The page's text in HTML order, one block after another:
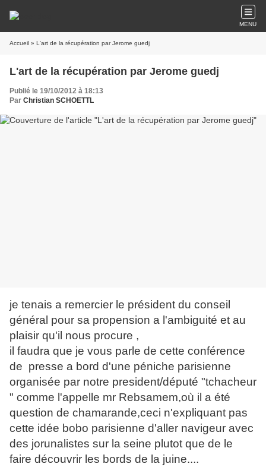
MENU
Accueil » L'art de la récupération par Jerome guedj
L'art de la récupération par Jerome guedj
Publié le 19/10/2012 à 18:13
Par Christian SCHOETTL
je tenais a remercier le président du conseil
général pour sa propension a l'ambiguité et au
plaisir qu'il nous procure ,
il faudra que je vous parle de cette conférence
de presse a bord d'une péniche parisienne
organisée par notre president/député "tchacheur
" comme l'appelle mr Rebsamem,où il a été
question de chamarande,ceci n'expliquant pas
cette idée bobo parisienne d'aller navigeur avec
des jorunalistes sur la seine plutot que de le
faire découvrir les bords de la juine....